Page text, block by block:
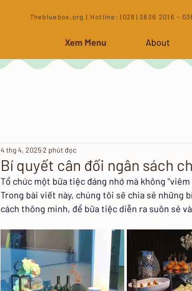
​Thebluebox.org | Hotline: (028) 3636 2016 -
Xem Menu About
Bí quyết cân đối ngân sách
4 thg 4, 20252 phút đọc
Tổ chức một bữa tiệc đáng nhớ mà không
Trong bài viết này, chúng tôi sẽ chia sẻ những
cách thông minh, để bữa tiệc diễn ra suôn sẻ